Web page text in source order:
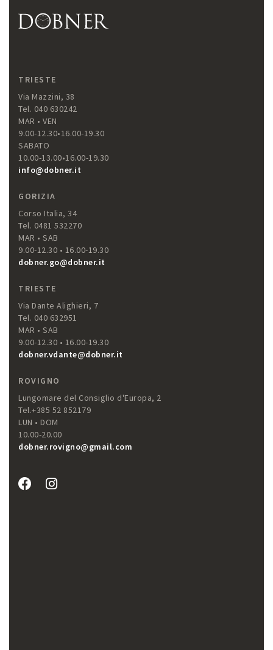
TRIESTE
Via Mazzini, 38
Tel. 040 630242
MAR • VEN
9.00-12.30•16.00-19.30
SABATO
10.00-13.00•16.00-19.30
info@dobner.it
GORIZIA
Corso Italia, 34
Tel. 0481 532270
MAR • SAB
9.00-12.30 • 16.00-19.30
dobner.go@dobner.it
TRIESTE
Via Dante Alighieri, 7
Tel. 040 632951
MAR • SAB
9.00-12.30 • 16.00-19.30
dobner.vdante@dobner.it
ROVIGNO
Lungomare del Consiglio d'Europa, 2
Tel.+385 52 852179
LUN • DOM
10.00-20.00
dobner.rovigno@gmail.com